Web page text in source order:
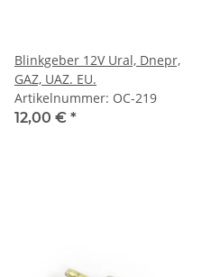
Blinkgeber 12V Ural, Dnepr,
GAZ, UAZ. EU.
Artikelnummer: OC-219
12,00 € *